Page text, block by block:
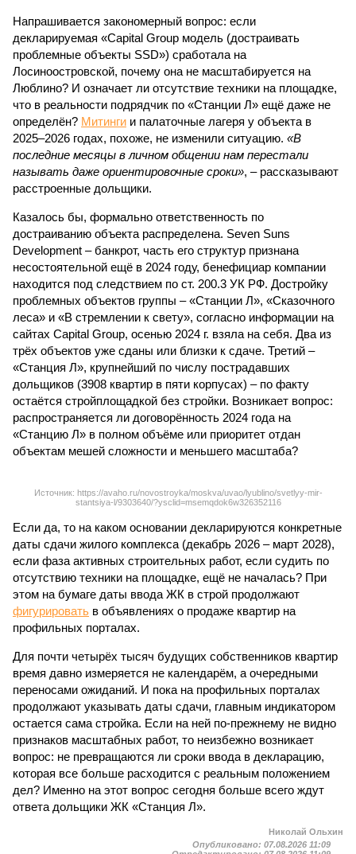
Напрашивается закономерный вопрос: если
декларируемая «Capital Group модель (достраивать
проблемные объекты SSD») сработала на
Лосиноостровской, почему она не масштабируется на
Люблино? И означает ли отсутствие техники на площадке,
что в реальности подрядчик по «Станции Л» ещё даже не
определён? Митинги и палаточные лагеря у объекта в
2025–2026 годах, похоже, не изменили ситуацию. «В
последние месяцы в личном общении нам перестали
называть даже ориентировочные сроки», – рассказывают
расстроенные дольщики.
Казалось бы, формально ответственность по
достраиванию объекта распределена. Seven Suns
Development – банкрот, часть его структур признана
несостоятельной ещё в 2024 году, бенефициар компании
находится под следствием по ст. 200.3 УК РФ. Достройку
проблемных объектов группы – «Станции Л», «Сказочного
леса» и «В стремлении к свету», согласно информации на
сайтах Capital Group, осенью 2024 г. взяла на себя. Два из
трёх объектов уже сданы или близки к сдаче. Третий –
«Станция Л», крупнейший по числу пострадавших
дольщиков (3908 квартир в пяти корпусах) – по факту
остаётся стройплощадкой без стройки. Возникает вопрос:
распространяется ли договорённость 2024 года на
«Станцию Л» в полном объёме или приоритет отдан
объектам мешей сложности и меньшего масштаба?
Источник: https://avaho.ru/novostroyka/moskva/uvao/lyublino/svetlyy-mir-
stantsiya-l/9303640/?ysclid=msemqdok6w326352116
Если да, то на каком основании декларируются конкретные
даты сдачи жилого комплекса (декабрь 2026 – март 2028),
если фаза активных строительных работ, если судить по
отсутствию техники на площадке, ещё не началась? При
этом на бумаге даты ввода ЖК в строй продолжают
фигурировать в объявлениях о продаже квартир на
профильных порталах.
Для почти четырёх тысяч будущих собственников квартир
время давно измеряется не календарём, а очередными
переносами ожиданий. И пока на профильных порталах
продолжают указывать даты сдачи, главным индикатором
остается сама стройка. Если на ней по-прежнему не видно
признаков масштабных работ, то неизбежно возникает
вопрос: не превращаются ли сроки ввода в декларацию,
которая все больше расходится с реальным положением
дел? Именно на этот вопрос сегодня больше всего ждут
ответа дольщики ЖК «Станция Л».
Николай Ольхин
Опубликовано: 07.08.2026 11:09